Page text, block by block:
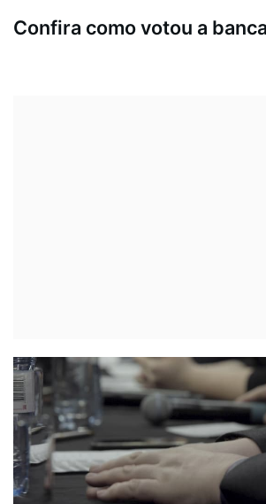
Confira como votou a